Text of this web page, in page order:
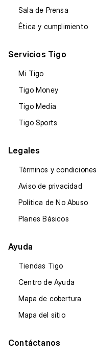
Sala de Prensa
Ética y cumplimiento
Servicios Tigo
Mi Tigo
Tigo Money
Tigo Media
Tigo Sports
Legales
Términos y condiciones
Aviso de privacidad
Política de No Abuso
Planes Básicos
Ayuda
Tiendas Tigo
Centro de Ayuda
Mapa de cobertura
Mapa del sitio
Contáctanos